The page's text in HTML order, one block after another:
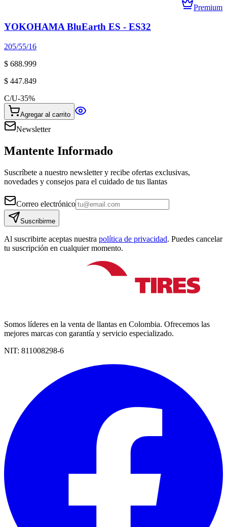
Premium
YOKOHAMA BluEarth ES - ES32
205/55/16
$ 688.999
$ 447.849
C/U-35%
Agregar al carrito
Newsletter
Mantente Informado
Suscríbete a nuestro newsletter y recibe ofertas exclusivas,
novedades y consejos para el cuidado de tus llantas
Correo electrónico
Suscribirme
Al suscribirte aceptas nuestra política de privacidad. Puedes cancelar
tu suscripción en cualquier momento.
Somos líderes en la venta de llantas en Colombia. Ofrecemos las
mejores marcas con garantía y servicio especializado.
NIT: 811008298-6